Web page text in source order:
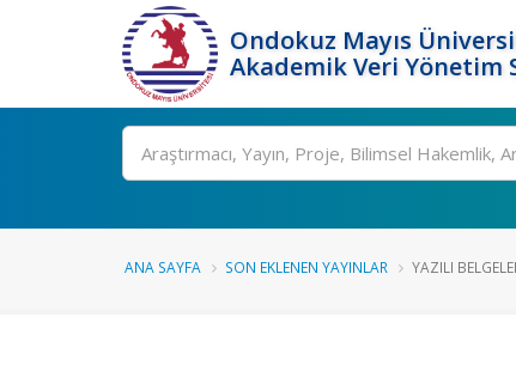
Ondokuz Mayıs
Akademik Veri Yönetim
Ara
ANA SAYFA SON EKLENEN YAYINLAR YAZILI